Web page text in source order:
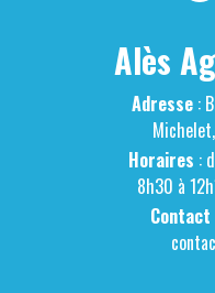
Alès
Adresse :
Horaires :
8h30 à
Contact